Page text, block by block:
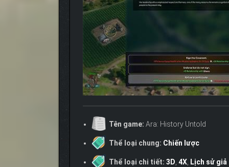
Tên game: Ara: History Untold
Thể loại chung: Chiến lược
Thể loại chi tiết: 3D, 4X, Lịch sử